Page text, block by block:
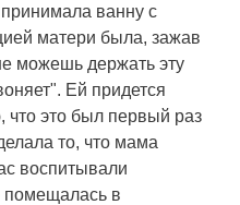
ванну с
матери была, зажав
можешь держать эту
Ей придется
это был первый раз
то, что мама
воспитывали
в